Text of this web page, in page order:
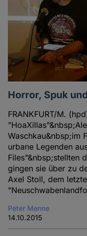
Horror, Spuk
FRANKFURT/M.
Waschkau&nbsp;im
urbane Legenden
Files"&nbsp;stellten
gingen sie über zu
Axel Stoll, dem
Peter Menne
14.10.2015